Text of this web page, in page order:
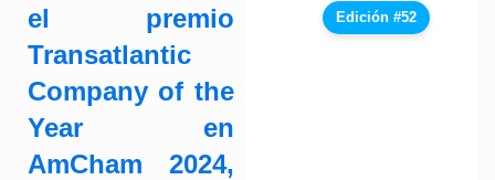
el premio
Transatlantic
Company of the
Year en
AmCham 2024,
Edición #52